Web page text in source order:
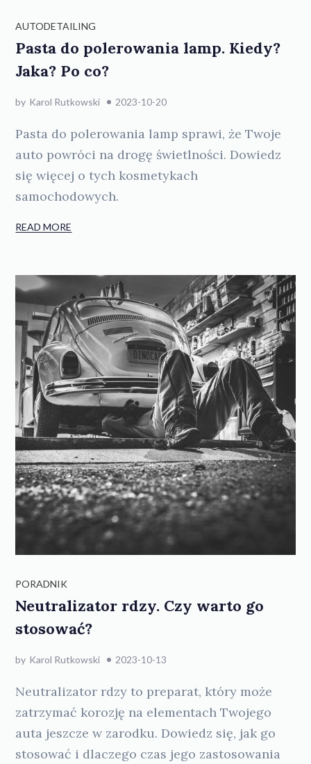
AUTODETAILING
Pasta do polerowania lamp. Kiedy?
Jaka? Po co?
by Karol Rutkowski 2023-10-20
Pasta do polerowania lamp sprawi, że Twoje
auto powróci na drogę świetlności. Dowiedz
się więcej o tych kosmetykach
samochodowych.
READ MORE
PORADNIK
Neutralizator rdzy. Czy warto go
stosować?
by Karol Rutkowski 2023-10-13
Neutralizator rdzy to preparat, który może
zatrzymać korozję na elementach Twojego
auta jeszcze w zarodku. Dowiedz się, jak go
stosować i dlaczego czas jego zastosowania